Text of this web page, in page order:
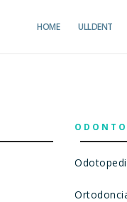
HOME ULLDENT